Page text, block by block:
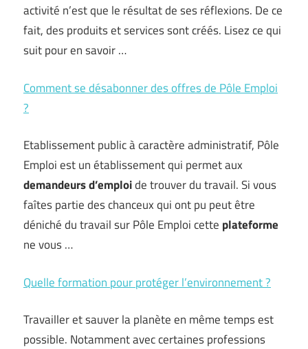
activité n’est que le résultat de ses réflexions. De ce
fait, des produits et services sont créés. Lisez ce qui
suit pour en savoir …
Comment se désabonner des offres de Pôle Emploi
?
Etablissement public à caractère administratif, Pôle
Emploi est un établissement qui permet aux
demandeurs d’emploide trouver du travail. Si vous
faîtes partie des chanceux qui ont pu peut être
déniché du travail sur Pôle Emploi cette plateforme
ne vous …
Quelle formation pour protéger l’environnement ?
Travailler et sauver la planète en même temps est
possible. Notamment avec certaines professions